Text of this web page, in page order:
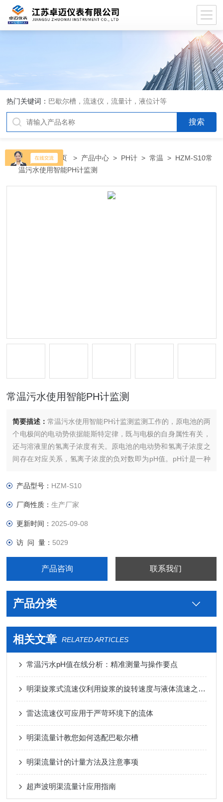
热门关键词： 巴歇尔槽，流速仪，流量计，液位计等
当前位置：首页 > 产品中心 > PH计 >常温 > HZM-S10常
温污水使用智能PH计监测
常温污水使用智能PH计监测
简要描述：常温污水使用智能PH计监测监测工作的，原电池的两
个电极间的电动势依据能斯特定律，既与电极的自身属性有关，
还与溶液里的氢离子浓度有关。原电池的电动势和氢离子浓度之
间存在对应关系，氢离子浓度的负对数即为pH值。pH计是一种
值是土壤重要的基本性质之一。在pH测定过程中应考虑待测溶液
产品型号： HZM-S10
厂商性质：生产厂家
更新时间： 2025-09-08
访 问 量： 5029
产品咨询 联系我们
产品分类
相关文章 RELATED ARTICLES
常温污水pH值在线分析：精准测量与操作要点
明渠旋浆式流速仪利用旋浆的旋转速度与液体流速之间的比例关系来测量流速
雷达流速仪可应用于严苛环境下的流体
明渠流量计教您如何选配巴歇尔槽
明渠流量计的计量方法及注意事项
超声波明渠流量计应用指南